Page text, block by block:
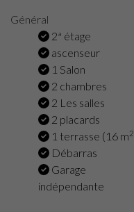
Général
2ª étage
ascenseur
1 Salon
2 chambres
2 Les salles
2 placards
1 terrasse (16 m2
Débarras
Garage
indépendante